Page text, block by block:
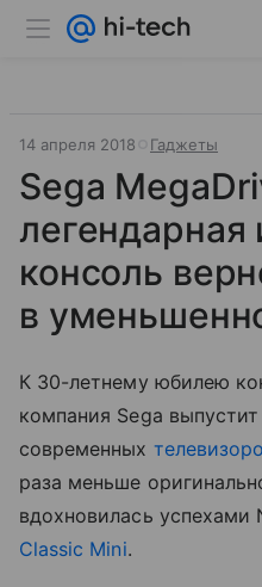
14 апреля 2018 Гаджеты
Sega
легендарная
консоль
в
К 30-летнему юбилею
компания Sega
современных
раза меньше
вдохновилась успехами
Classic Mini.